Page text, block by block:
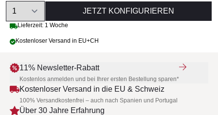
Quantity
JETZT KONFIGURIEREN
Lieferzeit: 1 Woche
Kostenloser Versand in EU+CH
11% Newsletter-Rabatt
Kostenlos anmelden und bei Ihrer ersten Bestellung sparen*
Kostenloser Versand in die EU & Schweiz
100% Versandkostenfrei – auch nach Spanien und Portugal
Über 30 Jahre Erfahrung